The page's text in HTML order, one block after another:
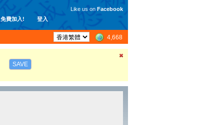
免費加入! 登入
Like us on Facebook
4,668
SAVE